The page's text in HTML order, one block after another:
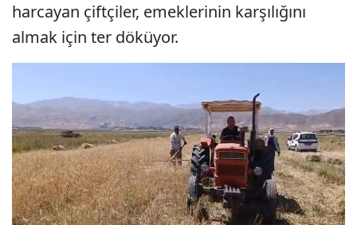
harcayan çiftçiler, emeklerinin karşılığını
almak için ter döküyor.